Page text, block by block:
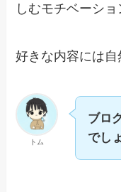
しむモチベーショ
好きな内容には自
トム
ブロ
でし